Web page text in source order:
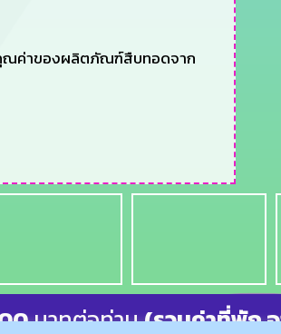
คุณค่าของผลิตภัณฑ์สืบทอดจาก
บาทต่อท่าน(รวมค่าที่พัก